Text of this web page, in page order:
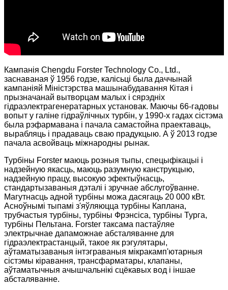
Кампанія Chengdu Forster Technology Co., Ltd.,
заснаваная ў 1956 годзе, калісьці была даччынай
кампаніяй Міністэрства машынабудавання Кітая і
прызначанай вытворцам малых і сярэдніх
гідраэлектрагенератарных установак. Маючы 66-гадовы
вопыт у галіне гідраўлічных турбін, у 1990-х гадах сістэма
была рэфармавана і пачала самастойна праектаваць,
вырабляць і прадаваць сваю прадукцыю. А ў 2013 годзе
пачала асвойваць міжнародны рынак.
Турбіны Forster маюць розныя тыпы, спецыфікацыі і
надзейную якасць, маюць разумную канструкцыю,
надзейную працу, высокую эфектыўнасць,
стандартызаваныя дэталі і зручнае абслугоўванне.
Магутнасць адной турбіны можа дасягаць 20 000 кВт.
Асноўнымі тыпамі з'яўляюцца турбіны Каплана,
трубчастыя турбіны, турбіны Фрэнсіса, турбіны Турга,
турбіны Пельтана. Forster таксама пастаўляе
электрычнае дапаможнае абсталяванне для
гідраэлектрастанцый, такое як рэгулятары,
аўтаматызаваныя інтэграваныя мікракамп'ютарныя
сістэмы кіравання, трансфарматары, клапаны,
аўтаматычныя ачышчальнікі сцёкавых вод і іншае
абсталяванне.